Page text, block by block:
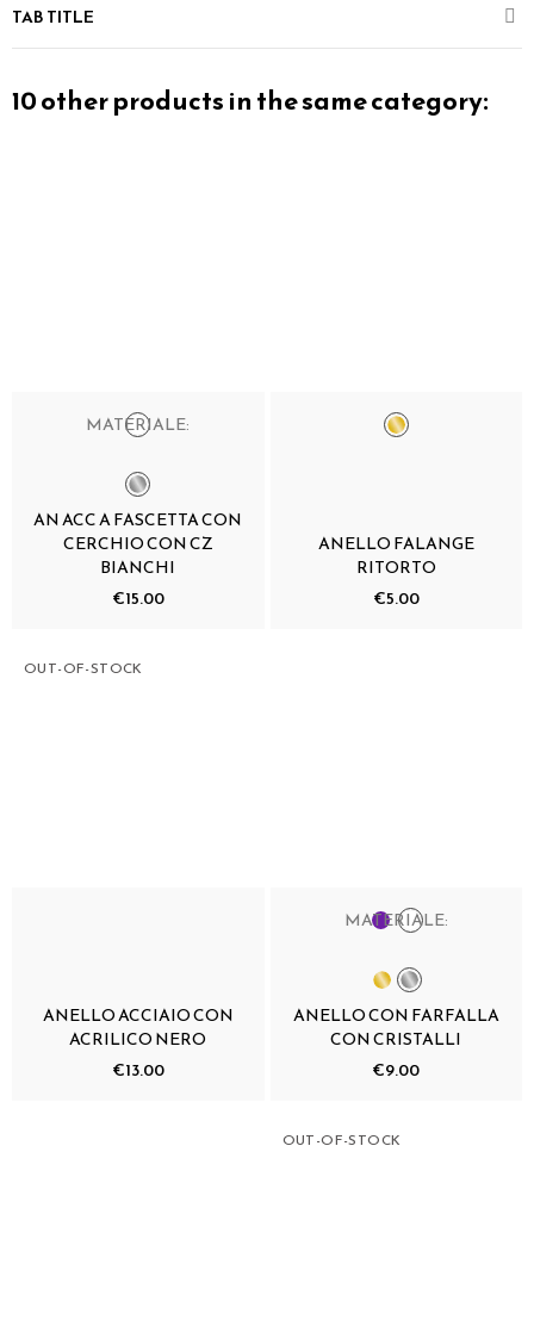
TAB TITLE
10 other products in the same category:
MATERIALE:
AN ACC A FASCETTA CON
CERCHIO CON CZ
BIANCHI
€15.00
ANELLO FALANGE
RITORTO
€5.00
OUT-OF-STOCK
ANELLO ACCIAIO CON
ACRILICO NERO
€13.00
MATERIALE:
ANELLO CON FARFALLA
CON CRISTALLI
€9.00
OUT-OF-STOCK